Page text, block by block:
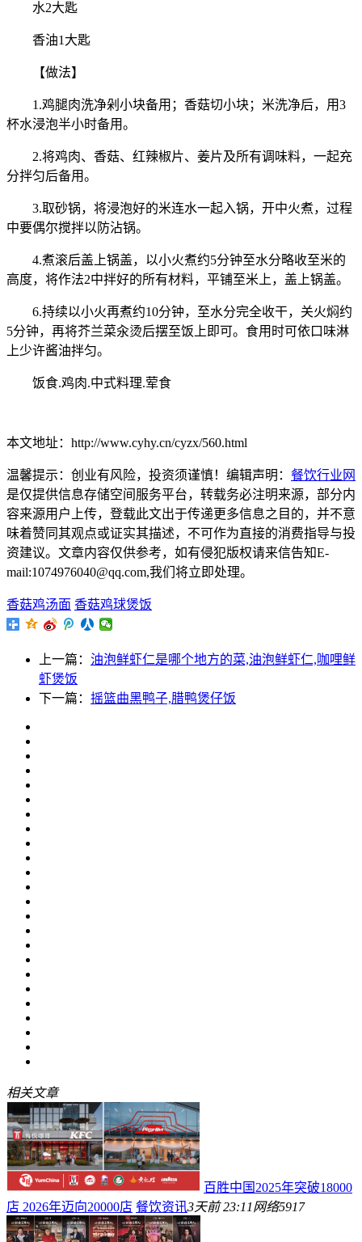
水2大匙
香油1大匙
【做法】
1.鸡腿肉洗净剁小块备用；香菇切小块；米洗净后，用3
杯水浸泡半小时备用。
2.将鸡肉、香菇、红辣椒片、姜片及所有调味料，一起充
分拌匀后备用。
3.取砂锅，将浸泡好的米连水一起入锅，开中火煮，过程
中要偶尔搅拌以防沾锅。
4.煮滚后盖上锅盖，以小火煮约5分钟至水分略收至米的
高度，将作法2中拌好的所有材料，平铺至米上，盖上锅盖。
6.持续以小火再煮约10分钟，至水分完全收干，关火焖约
5分钟，再将芥兰菜汆烫后摆至饭上即可。食用时可依口味淋
上少许酱油拌匀。
饭食.鸡肉.中式料理.荤食
本文地址：http://www.cyhy.cn/cyzx/560.html
温馨提示：创业有风险，投资须谨慎！编辑声明： 餐饮行业网
是仅提供信息存储空间服务平台，转载务必注明来源，部分内
容来源用户上传，登载此文出于传递更多信息之目的，并不意
味着赞同其观点或证实其描述，不可作为直接的消费指导与投
资建议。文章内容仅供参考，如有侵犯版权请来信告知E-
mail:1074976040@qq.com,我们将立即处理。
香菇鸡汤面 香菇鸡球煲饭
上一篇： 油泡鲜虾仁是哪个地方的菜,油泡鲜虾仁,咖哩鲜
虾煲饭
下一篇： 摇篮曲黑鸭子,腊鸭煲仔饭
相关文章
百胜中国2025年突破18000
店 2026年迈向20000店 餐饮资讯3天前 23:11网络5917